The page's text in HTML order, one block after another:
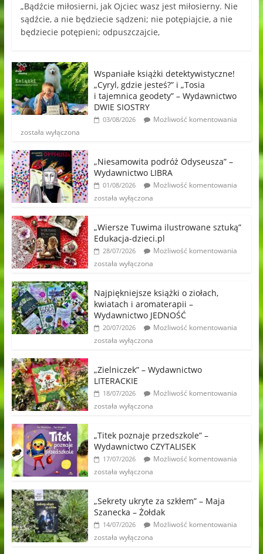
„Bądźcie miłosierni, jak Ojciec wasz jest miłosierny. Nie
sądźcie, a nie będziecie sądzeni; nie potępiajcie, a nie
będziecie potępieni; odpuszczajcie,
Wspaniałe książki detektywistyczne!
„Cyryl, gdzie jesteś?” i „Tosia
i tajemnica geodety” – Wydawnictwo
DWIE SIOSTRY
03/08/2026
Możliwość komentowania
została wyłączona
„Niesamowita podróż Odyseusza” –
Wydawnictwo LIBRA
01/08/2026
Możliwość komentowania
została wyłączona
„Wiersze Tuwima ilustrowane sztuką”
Edukacja-dzieci.pl
28/07/2026
Możliwość komentowania
została wyłączona
Najpiękniejsze książki o ziołach,
kwiatach i aromaterapii –
Wydawnictwo JEDNOŚĆ
20/07/2026
Możliwość komentowania
została wyłączona
„Zielniczek” – Wydawnictwo
LITERACKIE
18/07/2026
Możliwość komentowania
została wyłączona
„Titek poznaje przedszkole” –
Wydawnictwo CZYTALISEK
17/07/2026
Możliwość komentowania
została wyłączona
„Sekrety ukryte za szkłem” – Maja
Szanecka – Żołdak
14/07/2026
Możliwość komentowania
została wyłączona